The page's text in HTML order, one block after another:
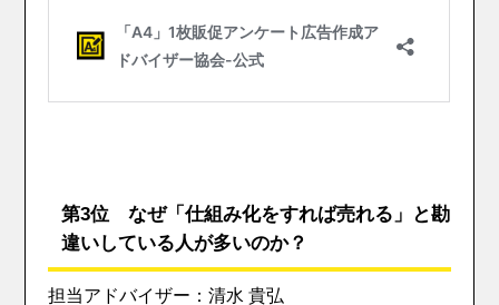
第3位 なぜ「仕組み化をすれば売れる」と勘
違いしている人が多いのか？
担当アドバイザー：清水 貴弘